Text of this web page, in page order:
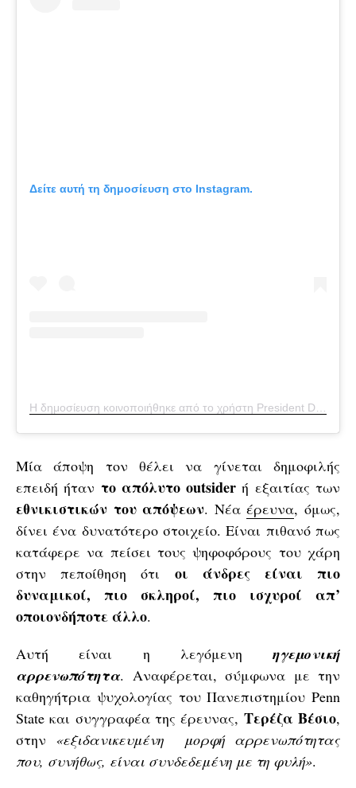
Δείτε αυτή τη δημοσίευση στο Instagram.
Μία άποψη τον θέλει να γίνεται δημοφιλής
επειδή ήταν το απόλυτο outsider ή εξαιτίας των
εθνικιστικών του απόψεων. Νέαέρευνα, όμως,
δίνει ένα δυνατότερο στοιχείο. Είναι πιθανό πως
κατάφερε να πείσει τους ψηφοφόρους του χάρη
στην πεποίθηση ότι οι άνδρες είναι πιο
δυναμικοί, πιο σκληροί, πιο ισχυροί απ’
οποιονδήποτε άλλο.
Αυτή είναι η λεγόμενη ηγεμονική
αρρενωπότητα. Αναφέρεται, σύμφωνα με την
καθηγήτρια ψυχολογίας του Πανεπιστημίου Penn
State και συγγραφέα της έρευνας, Τερέζα Βέσιο,
στην «εξιδανικευμένη μορφή αρρενωπότητας
που, συνήθως, είναι συνδεδεμένη με τη φυλή».